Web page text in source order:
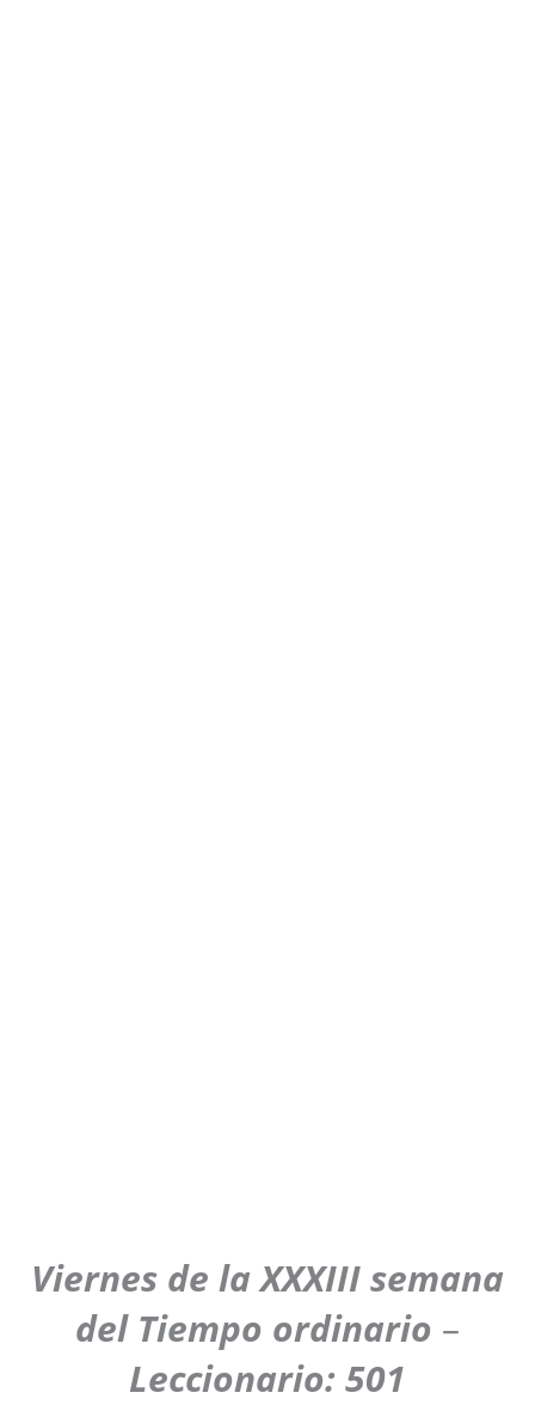
Viernes de la XXXIII semana
del Tiempo ordinario –
Leccionario: 501